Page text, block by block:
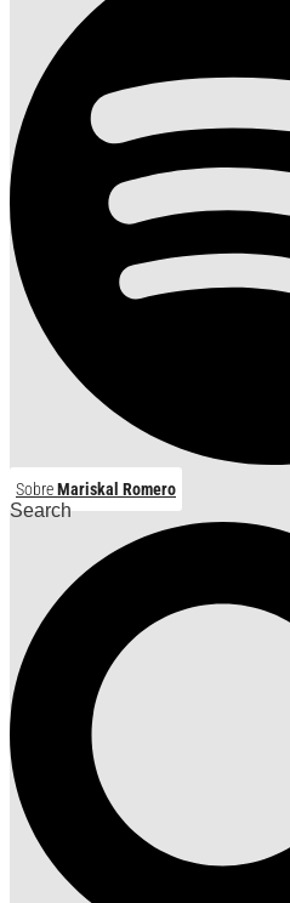
SobreMariskal Romero
Search